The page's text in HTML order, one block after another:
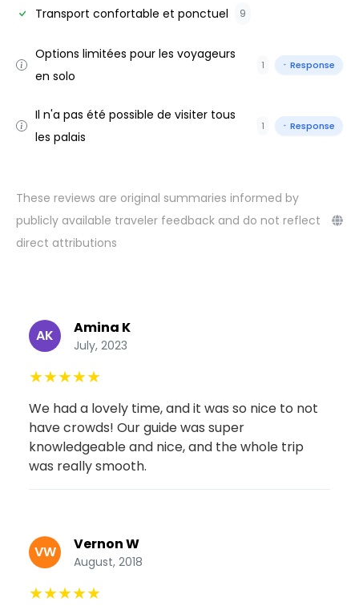
Transport confortable et ponctuel 9
Options limitées pour les voyageurs
en solo
1 Response
Il n'a pas été possible de visiter tous
les palais
1 Response
These reviews are original summaries informed by
publicly available traveler feedback and do not reflect
direct attributions
AK Amina K
July, 2023
★★★★★
We had a lovely time, and it was so nice to not
have crowds! Our guide was super
knowledgeable and nice, and the whole trip
was really smooth.
VW Vernon W
August, 2018
★★★★★